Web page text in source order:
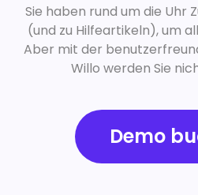
Sie haben rund um die Uhr
(und zu Hilfeartikeln), um
Aber mit der
Willo werden Sie
Demo